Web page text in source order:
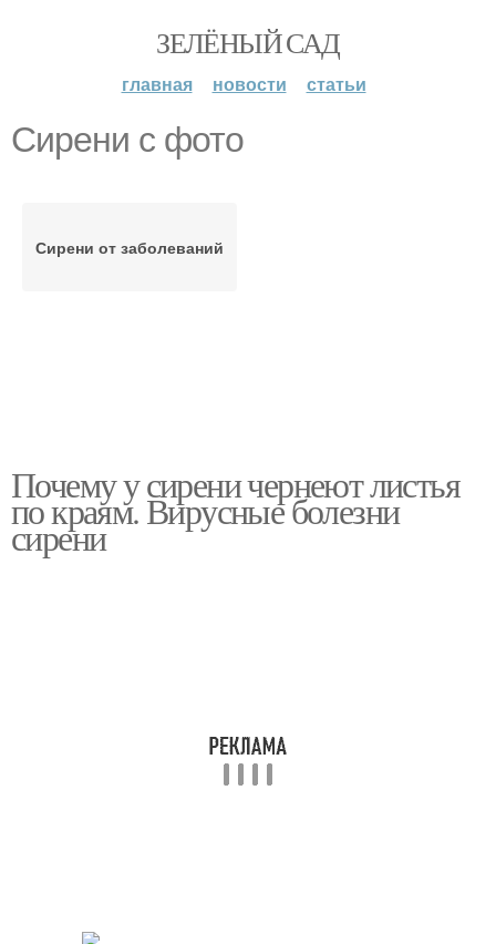
ЗЕЛЁНЫЙ САД
главная новости статьи
Сирени с фото
Сирени от заболеваний
Почему у сирени чернеют листья
по краям. Вирусные болезни
сирени